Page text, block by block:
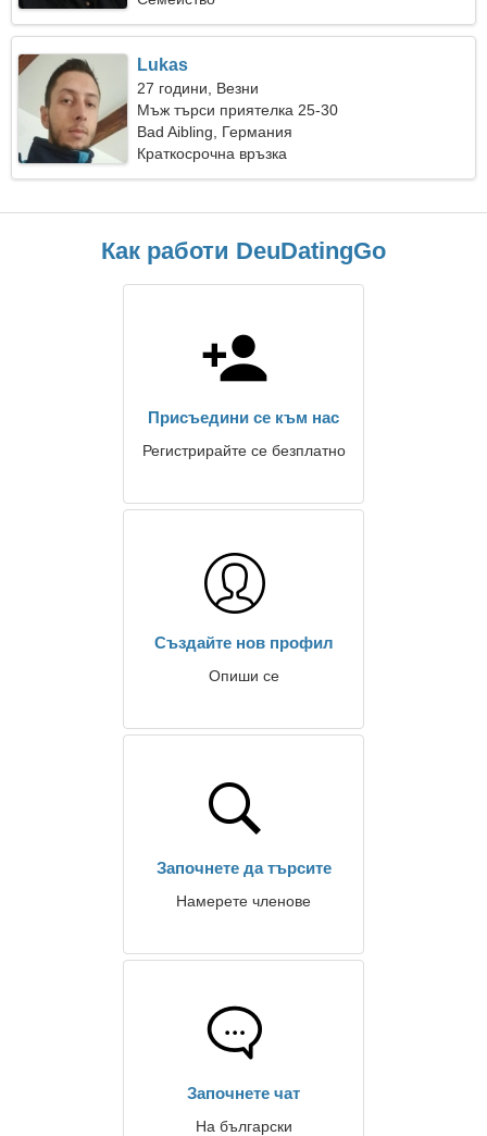
Lukas
27 години, Везни
Мъж търси приятелка 25-30
Bad Aibling, Германия
Краткосрочна връзка
Как работи DeuDatingGo
Присъедини се към нас
Регистрирайте се безплатно
Създайте нов профил
Опиши се
Започнете да търсите
Намерете членове
Започнете чат
На български